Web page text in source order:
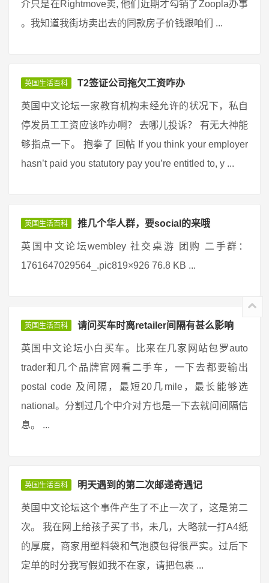
介只是在Rightmove卖, 他们近期才勾销了Zoopla办事
。我知道我街坊卖出去的同款房子价钱跟咱们 ...
英国生活百科 T2签证公司拖欠工资咋办
英国中文论坛一家教育机构未经允许的状况下，私自
停发员工工资应该咋办啊？ 去哪儿投诉？ 有无大神能
够指点一下。 抱拳了 回帖 If you think your employer
hasn’t paid you statutory pay you’re entitled to, y ...
英国生活百科 推几个华人群，要social的来哦
英国中文论坛wembley 社交桌游 团购 二手群：
1761647029564_.pic819×926 76.8 KB ...
英国生活百科 请问买车时离retailer间隔有甚么影响
英国中文论坛小白买车。比来在几家网站包罗auto
trader和几个品牌官网看二手车，一下去都要输出
postal code 及间隔，最短20几mile，最长能够选
national。分割过几个中介对方也是一下去就问间隔信
息。 ...
英国生活百科 明天遇到的第二次邮递奇遇记
英国中文论坛这个事件产生了不止一次了，这是第二
次。 我在网上给孩子买了书，未几，大略就一打A4纸
的厚度，商家用塑料袋和气泡膜包得很严实。过后下
定单的时分我写假如我不在家，请把包裹 ...